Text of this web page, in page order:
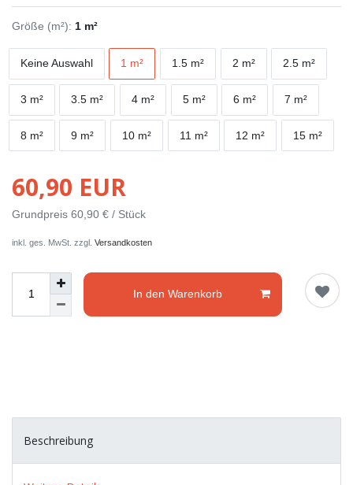
Größe (m²): 1 m²
Keine Auswahl 1 m² 1.5 m² 2 m² 2.5 m²
3 m² 3.5 m² 4 m² 5 m² 6 m² 7 m²
8 m² 9 m² 10 m² 11 m² 12 m² 15 m²
60,90 EUR
Grundpreis 60,90 € / Stück
inkl. ges. MwSt. zzgl. Versandkosten
In den Warenkorb
Beschreibung